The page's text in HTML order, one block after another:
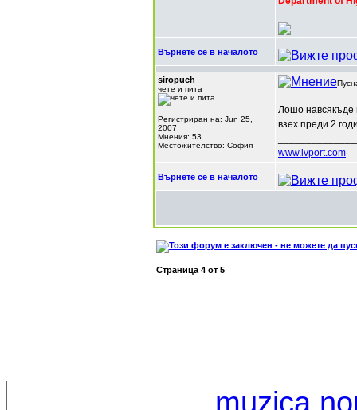
Върнете се в началото
siropuch
чете и пита
Регистриран на: Jun 25,
2007
Мнения: 53
Местожителство: София
Лошо навсякъде
взех преди 2
www.ivport.com
Върнете се в началото
Страница 4 от 5
muzica